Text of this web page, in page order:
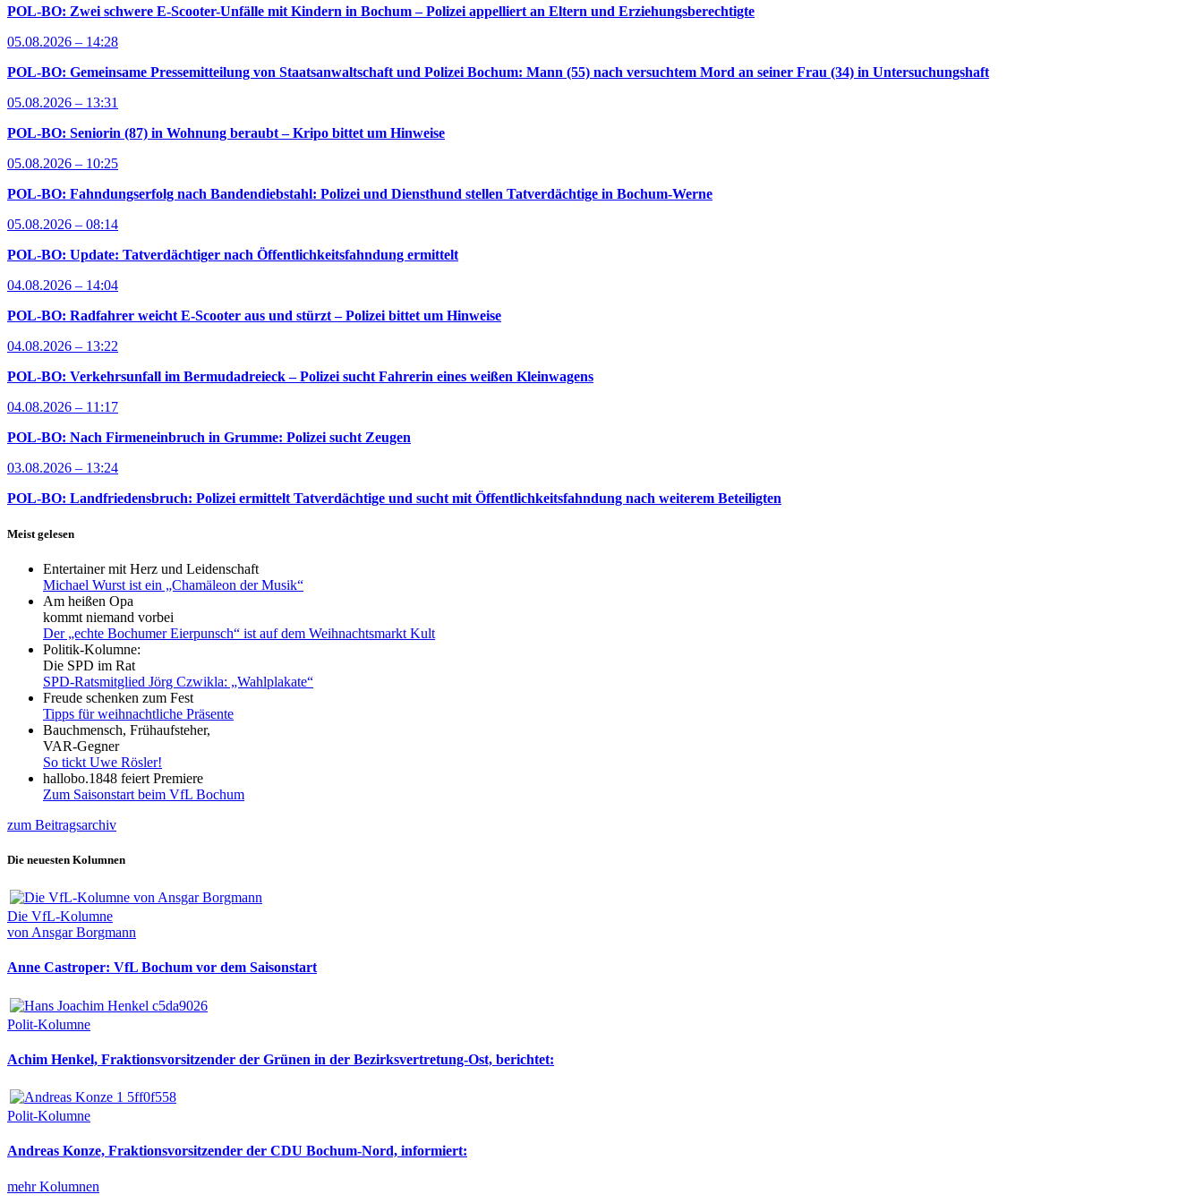
POL-BO: Zwei schwere E-Scooter-Unfälle mit Kindern in Bochum – Polizei appelliert an Eltern und Erziehungsberechtigte
05.08.2026 – 14:28
POL-BO: Gemeinsame Pressemitteilung von Staatsanwaltschaft und Polizei Bochum: Mann (55) nach versuchtem Mord an seiner Frau (34) in Untersuchungshaft
05.08.2026 – 13:31
POL-BO: Seniorin (87) in Wohnung beraubt – Kripo bittet um Hinweise
05.08.2026 – 10:25
POL-BO: Fahndungserfolg nach Bandendiebstahl: Polizei und Diensthund stellen Tatverdächtige in Bochum-Werne
05.08.2026 – 08:14
POL-BO: Update: Tatverdächtiger nach Öffentlichkeitsfahndung ermittelt
04.08.2026 – 14:04
POL-BO: Radfahrer weicht E-Scooter aus und stürzt – Polizei bittet um Hinweise
04.08.2026 – 13:22
POL-BO: Verkehrsunfall im Bermudadreieck – Polizei sucht Fahrerin eines weißen Kleinwagens
04.08.2026 – 11:17
POL-BO: Nach Firmeneinbruch in Grumme: Polizei sucht Zeugen
03.08.2026 – 13:24
POL-BO: Landfriedensbruch: Polizei ermittelt Tatverdächtige und sucht mit Öffentlichkeitsfahndung nach weiterem Beteiligten
Meist gelesen
Entertainer mit Herz und Leidenschaft
Michael Wurst ist ein „Chamäleon der Musik“
Am heißen Opa
kommt niemand vorbei
Der „echte Bochumer Eierpunsch“ ist auf dem Weihnachtsmarkt Kult
Politik-Kolumne:
Die SPD im Rat
SPD-Ratsmitglied Jörg Czwikla: „Wahlplakate“
Freude schenken zum Fest
Tipps für weihnachtliche Präsente
Bauchmensch, Frühaufsteher,
VAR-Gegner
So tickt Uwe Rösler!
hallobo.1848 feiert Premiere
Zum Saisonstart beim VfL Bochum
zum Beitragsarchiv
Die neuesten Kolumnen
Die VfL-Kolumne
von Ansgar Borgmann
Anne Castroper: VfL Bochum vor dem Saisonstart
Polit-Kolumne
Achim Henkel, Fraktionsvorsitzender der Grünen in der Bezirksvertretung-Ost, berichtet:
Polit-Kolumne
Andreas Konze, Fraktionsvorsitzender der CDU Bochum-Nord, informiert:
mehr Kolumnen